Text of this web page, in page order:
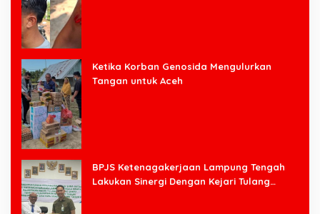
Ketika Korban Genosida Mengulurkan
Tangan untuk Aceh
BPJS Ketenagakerjaan Lampung Tengah
Lakukan Sinergi Dengan Kejari Tulang